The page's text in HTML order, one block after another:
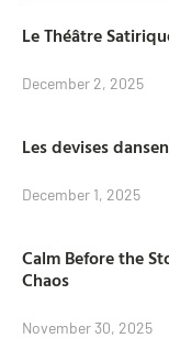
Le Théâtre
December 2, 2025
Les devises
December 1, 2025
Calm Before the
Chaos
November 30, 2025